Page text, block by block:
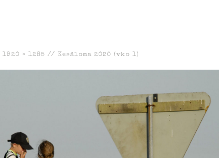
1920 × 1285 // Kesäloma 2020 (vko 1)